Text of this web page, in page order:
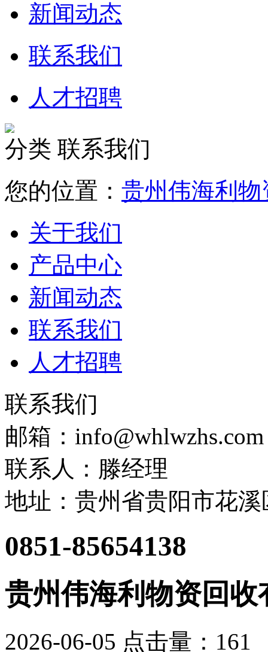
新闻动态
联系我们
人才招聘
分类 联系我们
您的位置： 贵州伟海利
关于我们
产品中心
新闻动态
联系我们
人才招聘
联系我们
邮箱：info@whlwzhs.com
联系人：滕经理
地址：贵州省贵阳市花
0851-85654138
贵州伟海利物资回
2026-06-05 点击量： 161